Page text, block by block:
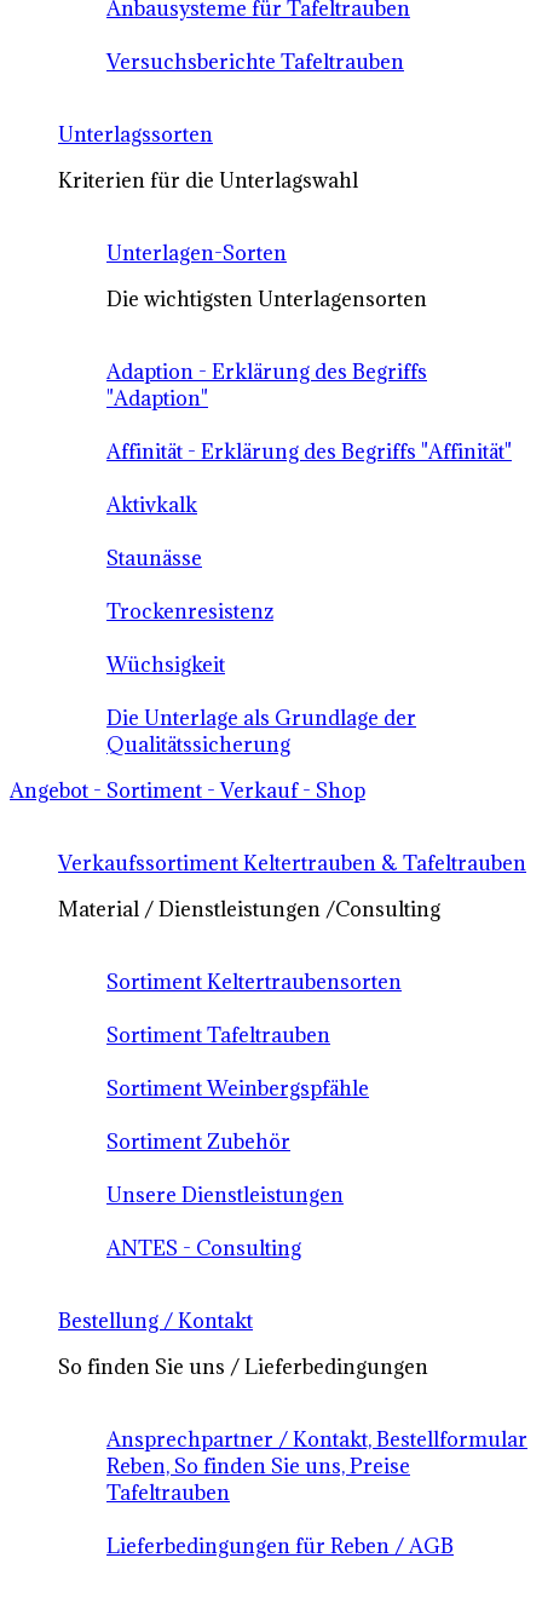
Anbausysteme für Tafeltrauben
Versuchsberichte Tafeltrauben
Unterlagssorten
Kriterien für die Unterlagswahl
Unterlagen-Sorten
Die wichtigsten Unterlagensorten
Adaption - Erklärung des Begriffs
"Adaption"
Affinität - Erklärung des Begriffs "Affinität"
Aktivkalk
Staunässe
Trockenresistenz
Wüchsigkeit
Die Unterlage als Grundlage der
Qualitätssicherung
Angebot - Sortiment - Verkauf - Shop
Verkaufssortiment Keltertrauben & Tafeltrauben
Material / Dienstleistungen /Consulting
Sortiment Keltertraubensorten
Sortiment Tafeltrauben
Sortiment Weinbergspfähle
Sortiment Zubehör
Unsere Dienstleistungen
ANTES - Consulting
Bestellung / Kontakt
So finden Sie uns / Lieferbedingungen
Ansprechpartner / Kontakt, Bestellformular
Reben, So finden Sie uns, Preise
Tafeltrauben
Lieferbedingungen für Reben / AGB